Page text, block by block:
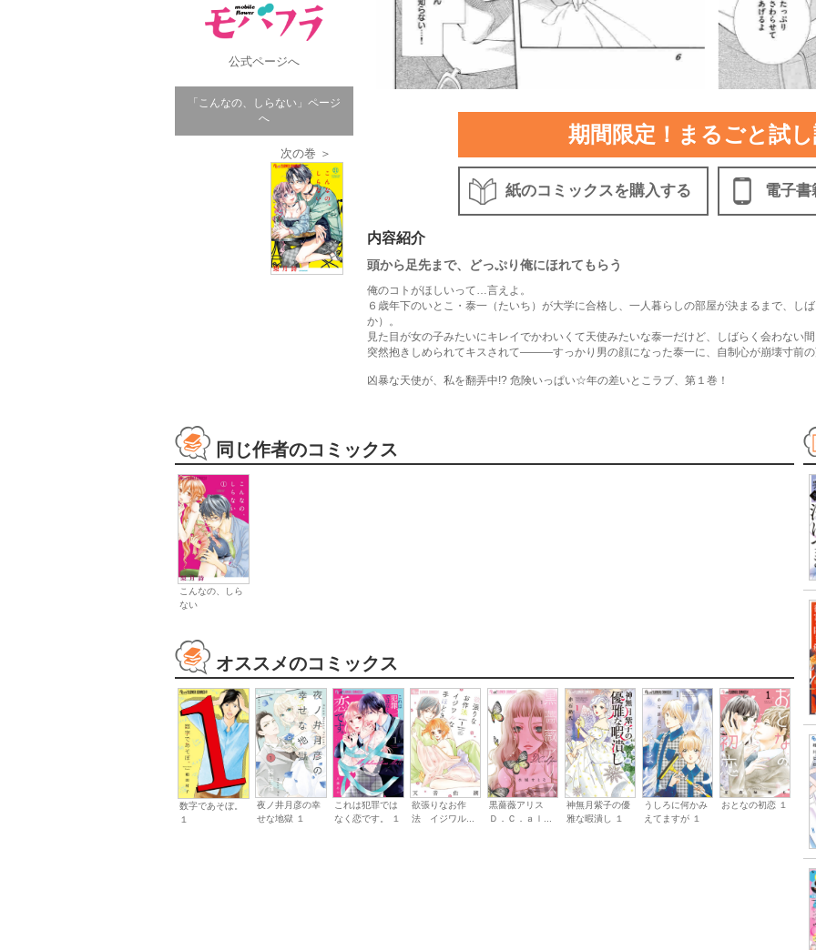
公式ページへ
「こんなの、しらない」ページ
へ
次の巻 ＞
期間限定！まるごと試
紙のコミックスを購入する 電子書
内容紹介
頭から足先まで、どっぷり俺にほれてもらう
俺のコトがほしいって…言えよ。
６歳年下のいとこ・泰一（たいち）が大学に合格し、一人暮らしの部屋が決まるまで、し
か）。
見た目が女の子みたいにキレイでかわいくて天使みたいな泰一だけど、しばらく会わない
突然抱きしめられてキスされて―――すっかり男の顔になった泰一に、自制心が崩壊寸前
凶暴な天使が、私を翻弄中!? 危険いっぱい☆年の差いとこラブ、第１巻！
同じ作者のコミックス
こんなの、しら
ない
オススメのコミックス
数字であそぼ。
１
夜ノ井月彦の幸
せな地獄 １
これは犯罪では
なく恋です。 １
欲張りなお作
法 イジワル...
黒薔薇アリス
Ｄ．Ｃ．ａｌ...
神無月紫子の優
雅な暇潰し １
うしろに何かみ
えてますが １
おとなの初恋 １